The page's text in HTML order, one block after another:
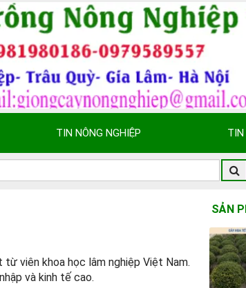
TIN NÔNG NGHIỆP TIN
viên khoa học lâm nghiệp Việt Nam.
và kinh tế cao.
SẢN